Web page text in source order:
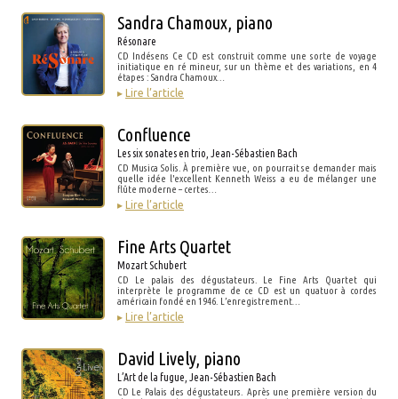
Sandra Chamoux, piano
Résonare
CD Indésens Ce CD est construit comme une sorte de voyage
initiatique en ré mineur, sur un thème et des variations, en 4
étapes : Sandra Chamoux…
▸ Lire l’article
Confluence
Les six sonates en trio, Jean-Sébastien Bach
CD Musica Solis. À première vue, on pourrait se demander mais
quelle idée l'excellent Kenneth Weiss a eu de mélanger une
flûte moderne – certes…
▸ Lire l’article
Fine Arts Quartet
Mozart Schubert
CD Le palais des dégustateurs. Le Fine Arts Quartet qui
interprète le programme de ce CD est un quatuor à cordes
américain fondé en 1946. L’enregistrement…
▸ Lire l’article
David Lively, piano
L’Art de la fugue, Jean-Sébastien Bach
CD Le Palais des dégustateurs. Après une première version du